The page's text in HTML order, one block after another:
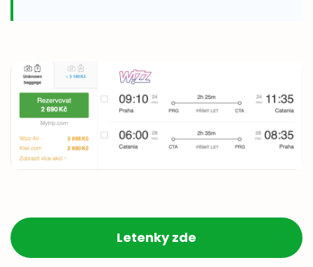
Letenky zde